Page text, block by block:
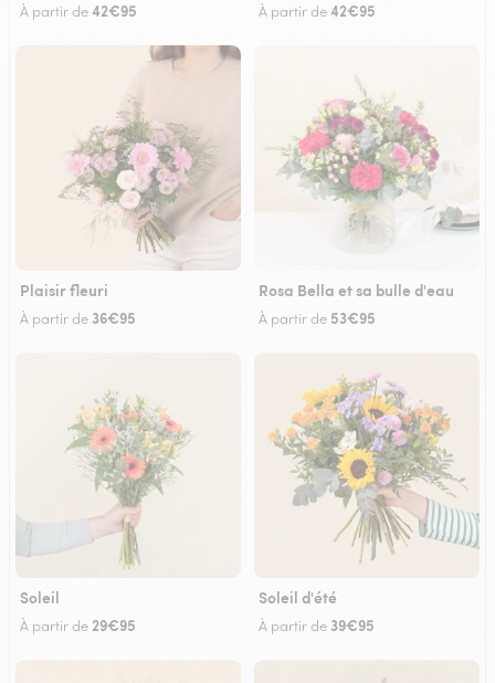
À partir de42€95 À partir de42€95
Plaisir fleuri
À partir de 36€95
Rosa Bella et sa bulle d'eau
À partir de 53€95
Soleil
À partir de 29€95
Soleil d'été
À partir de 39€95